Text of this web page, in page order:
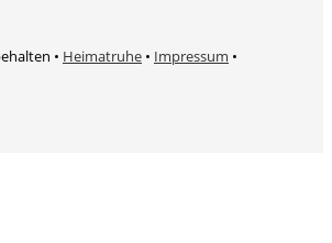
• Heimatruhe • Impressum •